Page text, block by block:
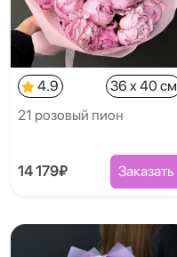
4.9
36 x 40 см
21 розовый пион
14 179₽ Заказать